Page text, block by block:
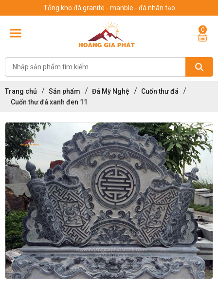
Tổng kho đá granite - manble - đá nhân tạo
0
Trang chủ Sản phẩm Đá Mỹ Nghệ
Cuốn thư đá
Cuốn thư đá xanh đen 11